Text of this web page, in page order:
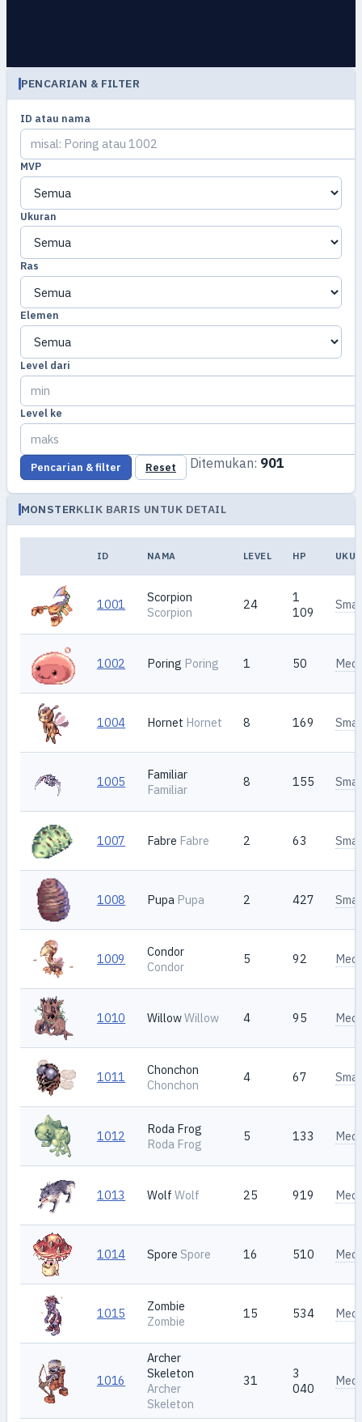
PENCARIAN & FILTER
ID atau nama
MVP
Ukuran
Ras
Elemen
Level dari
Level ke
Pencarian & filter Reset Ditemukan: 901
MONSTERKLIK BARIS UNTUK DETAIL
ID NAMA LEVEL HP
1001
Scorpion
Scorpion
24
1
109
1002 Poring Poring 1 50
1004 Hornet Hornet 8 169
1005
Familiar
Familiar
8 155
1007 Fabre Fabre 2 63
1008 Pupa Pupa 2 427
1009
Condor
Condor
5 92
1010 WillowWillow 4 95
1011
Chonchon
Chonchon
4 67
1012
Roda Frog
Roda Frog
5 133
1013 Wolf Wolf 25 919
1014 Spore Spore 16 510
1015
Zombie
Zombie
15 534
1016
Archer
Skeleton
Archer
Skeleton
31
3
040